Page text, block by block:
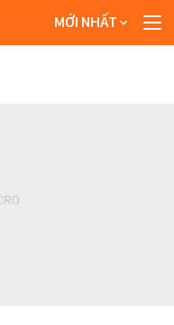
MỚI NHẤT